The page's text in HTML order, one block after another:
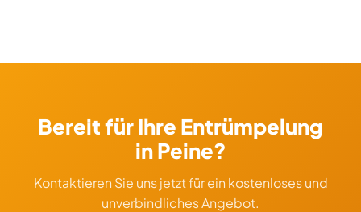
Schrottabholung, Ankauf und Transport. Alles mit
Bereit für Ihre Entrümpelung
in Peine?
Kontaktieren Sie uns jetzt für ein kostenloses und
unverbindliches Angebot.